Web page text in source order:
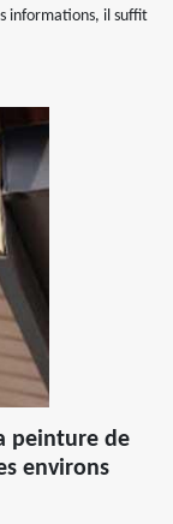
informations, il suffit
peinture de
environs